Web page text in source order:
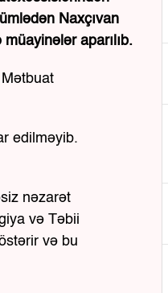
Naxçıvan
aparılıb.
edilməyib.
nəzarət
və Təbii
və bu